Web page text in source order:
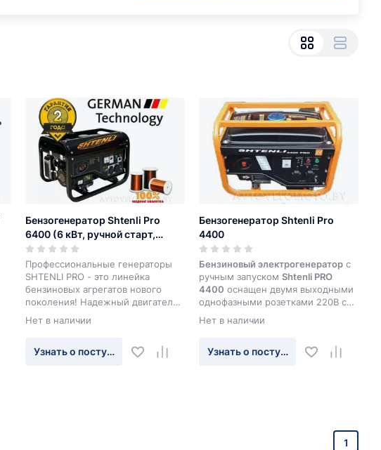
Бензогенератор Shtenli Pro
6400 (6 кВт, ручной старт,
2х220 и 380V, 12А,
однофазный)
Профессиональные генераторы
SHTENLI PRO - это линейка
бензиновых агрегатов нового
поколения! Надежный двигатель
в паре с высококачественным
альтернатором способны
поддерживать точное
Нет в наличии
Узнать о поступлении
Бензогенератор Shtenli Pro
4400
Бензиновый электрогенератор с
ручным запуском Shtenli PRO
4400 оснащен двумя выходными
однофазными розетками 220В с
заземлением и одной на 12В.
Универсальный бензиновый
практически для любого
Нет в наличии
Узнать о поступлении
1